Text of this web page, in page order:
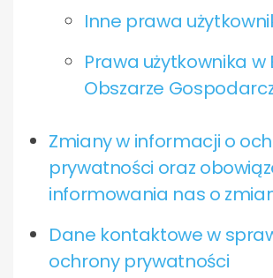
Inne prawa
Prawa użytkownika w
Obszarze
Zmiany w informacji o
prywatności oraz
informowania nas o
Dane kontaktowe w
ochrony prywatności